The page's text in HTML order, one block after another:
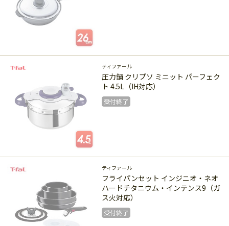
受付終了
ティファール
圧力鍋 クリプソ ミニット パーフェク
ト 4.5L（IH対応）
受付終了
受付終了
ティファール
フライパンセット インジニオ・ネオ
ハードチタニウム・インテンス9（ガ
ス火対応）
受付終了